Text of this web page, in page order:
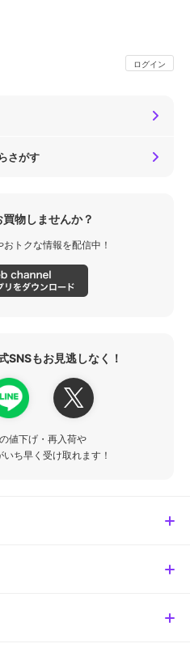
ログイン
さがす
物しませんか？
トクな情報を配信中！
SNSもお見逃しなく！
値下げ・再入荷や
ち早く受け取れます！